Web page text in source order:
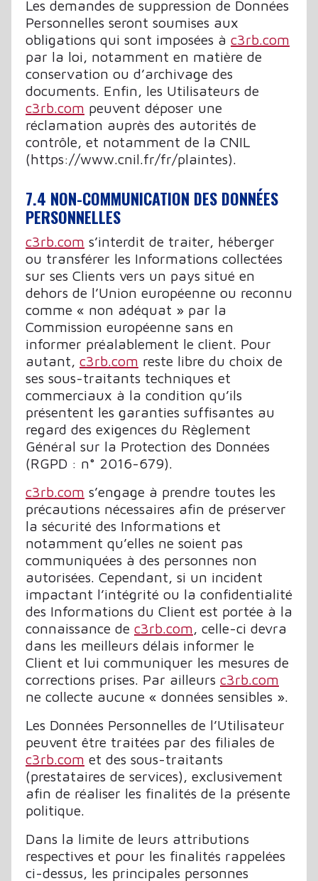
Les demandes de suppression de Données
Personnelles seront soumises aux
obligations qui sont imposées à c3rb.com
par la loi, notamment en matière de
conservation ou d’archivage des
documents. Enfin, les Utilisateurs de
c3rb.com peuvent déposer une
réclamation auprès des autorités de
contrôle, et notamment de la CNIL
(https://www.cnil.fr/fr/plaintes).
7.4 NON-COMMUNICATION DES DONNÉES
PERSONNELLES
c3rb.com s’interdit de traiter, héberger
ou transférer les Informations collectées
sur ses Clients vers un pays situé en
dehors de l’Union européenne ou reconnu
comme « non adéquat » par la
Commission européenne sans en
informer préalablement le client. Pour
autant, c3rb.com reste libre du choix de
ses sous-traitants techniques et
commerciaux à la condition qu’ils
présentent les garanties suffisantes au
regard des exigences du Règlement
Général sur la Protection des Données
(RGPD : n° 2016-679).
c3rb.com s’engage à prendre toutes les
précautions nécessaires afin de préserver
la sécurité des Informations et
notamment qu’elles ne soient pas
communiquées à des personnes non
autorisées. Cependant, si un incident
impactant l’intégrité ou la confidentialité
des Informations du Client est portée à la
connaissance de c3rb.com, celle-ci devra
dans les meilleurs délais informer le
Client et lui communiquer les mesures de
corrections prises. Par ailleurs c3rb.com
ne collecte aucune « données sensibles ».
Les Données Personnelles de l’Utilisateur
peuvent être traitées par des filiales de
c3rb.com et des sous-traitants
(prestataires de services), exclusivement
afin de réaliser les finalités de la présente
politique.
Dans la limite de leurs attributions
respectives et pour les finalités rappelées
ci-dessus, les principales personnes